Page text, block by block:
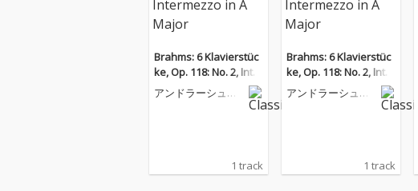
Brahms: 6 Klavierstüc
ke, Op. 118: No. 2, Inter
mezzo in A Major
アンドラーシュ・
1 track
Brahms: 6 Klavierstüc
ke, Op. 118: No. 2, Inter
mezzo in A Major
アンドラーシュ・
1 track